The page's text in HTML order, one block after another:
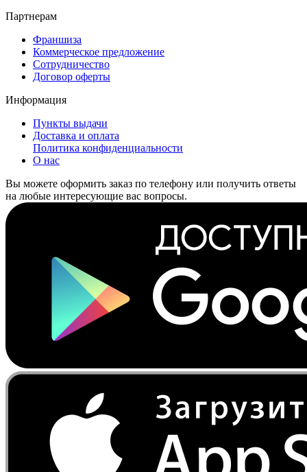
Партнерам
Франшиза
Коммерческое предложение
Сотрудничество
Договор оферты
Информация
Пункты выдачи
Доставка и оплата
Политика конфиденциальности
О нас
Вы можете оформить заказ по телефону или получить ответы
на любые интересующие вас вопросы.